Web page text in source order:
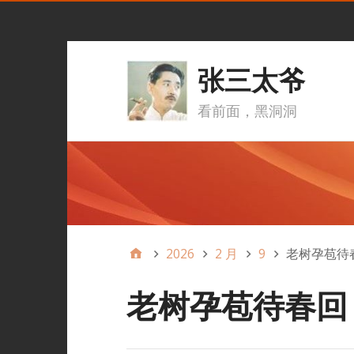
张三太爷
看前面，黑洞洞
2026 2 月 9 老树孕苞待
老树孕苞待春回